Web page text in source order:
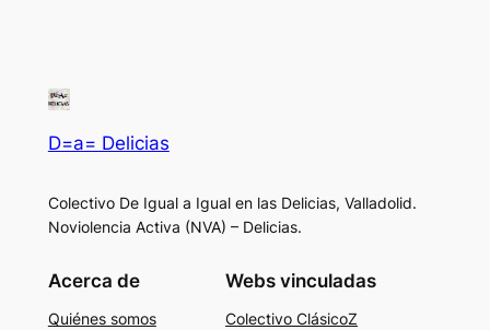
D=a= Delicias
Colectivo De Igual a Igual en las Delicias, Valladolid.
Noviolencia Activa (NVA) – Delicias.
Acerca de
Quiénes somos
Webs vinculadas
Colectivo ClásicoZ